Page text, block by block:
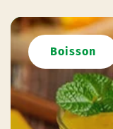
Boisson